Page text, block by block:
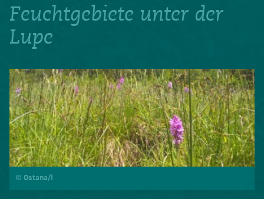
Projekte
Aktuelles
Alpine Kooperationen
Termine
DeutschItalianoFrançaisSlovenščinaEnglish
Feuchtgebiete unter der
Lupe
© Ostana/I